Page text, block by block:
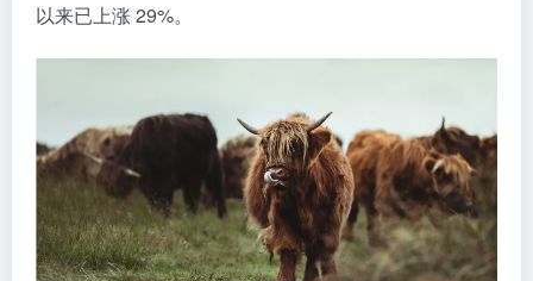
以来已上涨 29%。